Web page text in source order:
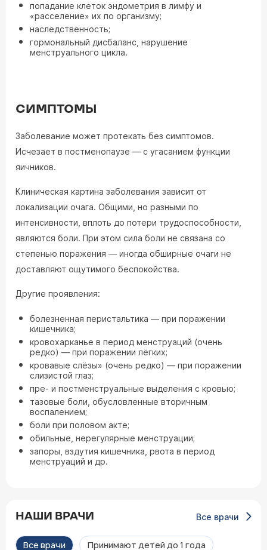
попадание клеток эндометрия в лимфу и
«расселение» их по организму;
наследственность;
гормональный дисбаланс, нарушение
менструального цикла.
СИМПТОМЫ
Заболевание может протекать без симптомов.
Исчезает в постменопаузе — с угасанием функции
яичников.
Клиническая картина заболевания зависит от
локализации очага. Общими, но разными по
интенсивности, вплоть до потери трудоспособности,
являются боли. При этом сила боли не связана со
степенью поражения — иногда обширные очаги не
доставляют ощутимого беспокойства.
Другие проявления:
болезненная перистальтика — при поражении
кишечника;
кровохарканье в период менструаций (очень
редко) — при поражении лёгких;
кровавые слёзы» (очень редко) — при поражении
слизистой глаз;
пре- и постменструальные выделения с кровью;
тазовые боли, обусловленные вторичным
воспалением;
боли при половом акте;
обильные, нерегулярные менструации;
запоры, вздутия кишечника, рвота в период
менструаций и др.
НАШИ ВРАЧИ Все врачи
Все врачи Принимают детей до 1 года